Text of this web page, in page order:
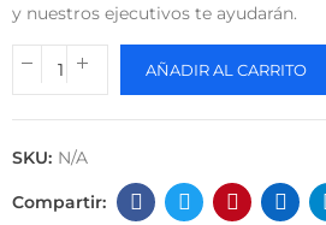
y nuestros ejecutivos te ayudarán.
AÑADIR AL CARRITO
SKU: N/A